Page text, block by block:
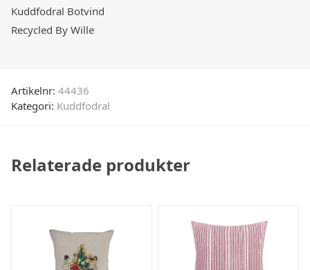
Kuddfodral Botvind
Recycled By Wille
Artikelnr: 44436
Kategori: Kuddfodral
Relaterade produkter